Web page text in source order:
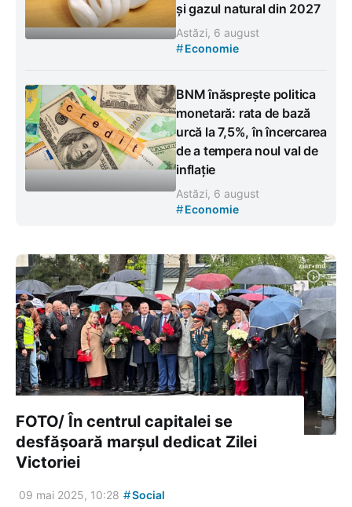
și gazul natural din 2027
Astăzi, 6 august
#Economie
BNM înăsprește politica
monetară: rata de bază
urcă la 7,5%, în încercarea
de a tempera noul val de
inflație
Astăzi, 6 august
#Economie
FOTO/ În centrul capitalei se
desfășoară marșul dedicat Zilei
Victoriei
09 mai 2025, 10:28 #Social